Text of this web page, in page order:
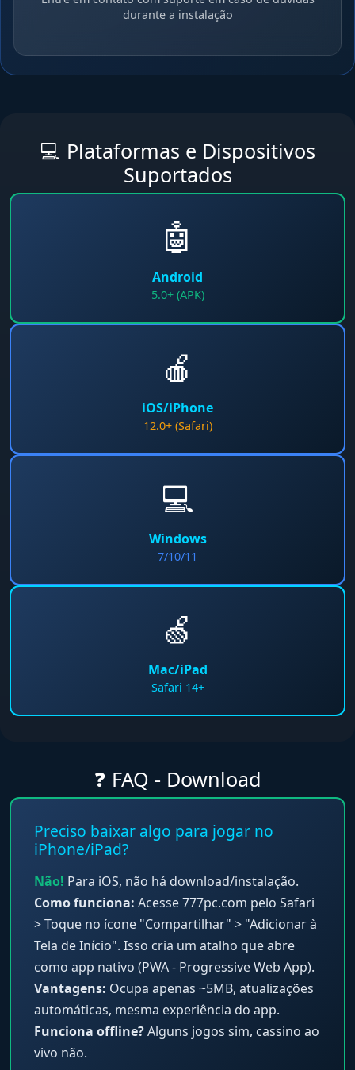
durante a instalação
💻 Plataformas e Dispositivos
Suportados
🤖
Android
5.0+ (APK)
🍎
iOS/iPhone
12.0+ (Safari)
💻
Windows
7/10/11
🍏
Mac/iPad
Safari 14+
❓ FAQ - Download
Preciso baixar algo para jogar no
iPhone/iPad?
Não! Para iOS, não há download/instalação.
Como funciona: Acesse 777pc.com pelo Safari
> Toque no ícone "Compartilhar" > "Adicionar à
Tela de Início". Isso cria um atalho que abre
como app nativo (PWA - Progressive Web App).
Vantagens: Ocupa apenas ~5MB, atualizações
automáticas, mesma experiência do app.
Funciona offline?Alguns jogos sim, cassino ao
vivo não.